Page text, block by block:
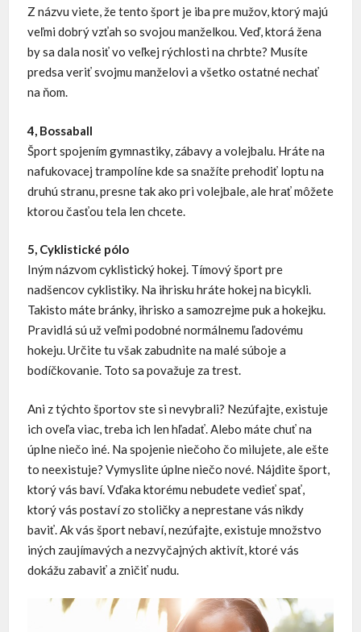
Z názvu viete, že tento šport je iba pre mužov, ktorý majú
veľmi dobrý vzťah so svojou manželkou. Veď, ktorá žena
by sa dala nosiť vo veľkej rýchlosti na chrbte? Musíte
predsa veriť svojmu manželovi a všetko ostatné nechať
na ňom.
4, Bossaball
Šport spojením gymnastiky, zábavy a volejbalu. Hráte na
nafukovacej trampolíne kde sa snažíte prehodiť loptu na
druhú stranu, presne tak ako pri volejbale, ale hrať môžete
ktorou časťou tela len chcete.
5, Cyklistické pólo
Iným názvom cyklistický hokej. Tímový šport pre
nadšencov cyklistiky. Na ihrisku hráte hokej na bicykli.
Takisto máte bránky, ihrisko a samozrejme puk a hokejku.
Pravidlá sú už veľmi podobné normálnemu ľadovému
hokeju. Určite tu však zabudnite na malé súboje a
bodíčkovanie. Toto sa považuje za trest.
Ani z týchto športov ste si nevybrali? Nezúfajte, existuje
ich oveľa viac, treba ich len hľadať. Alebo máte chuť na
úplne niečo iné. Na spojenie niečoho čo milujete, ale ešte
to neexistuje? Vymyslite úplne niečo nové. Nájdite šport,
ktorý vás baví. Vďaka ktorému nebudete vedieť spať,
ktorý vás postaví zo stoličky a neprestane vás nikdy
baviť. Ak vás šport nebaví, nezúfajte, existuje množstvo
iných zaujímavých a nezvyčajných aktivít, ktoré vás
dokážu zabaviť a zničiť nudu.